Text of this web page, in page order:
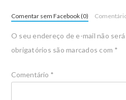
Comentar sem Facebook (0)
O seu endereço de e-mail não
obrigatórios são marcados com *
Comentário *